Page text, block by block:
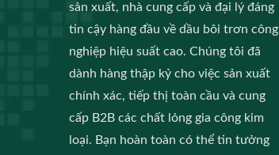
sản xuất, nhà cung cấp và đại lý đáng
tin cậy hàng đầu về dầu bôi trơn công
nghiệp hiệu suất cao. Chúng tôi đã
dành hàng thập kỷ cho việc sản xuất
chính xác, tiếp thị toàn cầu và cung
cấp B2B các chất lỏng gia công kim
loại. Bạn hoàn toàn có thể tin tưởng